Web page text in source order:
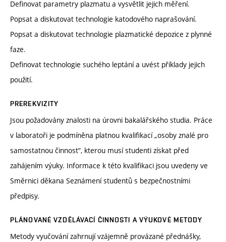
Definovat parametry plazmatu a vysvětlit jejich měření.
Popsat a diskutovat technologie katodového naprašování.
Popsat a diskutovat technologie plazmatické depozice z plynné
faze.
Definovat technologie suchého leptání a uvést příklady jejich
použití.
PREREKVIZITY
Jsou požadovány znalosti na úrovni bakalářského studia. Práce
v laboratoři je podmíněna platnou kvalifikací „osoby znalé pro
samostatnou činnost“, kterou musí studenti získat před
zahájením výuky. Informace k této kvalifikaci jsou uvedeny ve
Směrnici děkana Seznámení studentů s bezpečnostními
předpisy.
PLÁNOVANÉ VZDĚLÁVACÍ ČINNOSTI A VÝUKOVÉ METODY
Metody vyučování zahrnují vzájemně provázané přednášky,